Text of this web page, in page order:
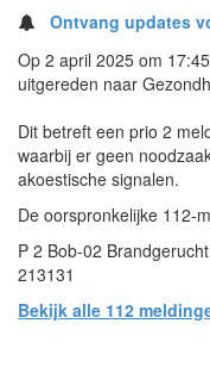
Ontvang updates
Op 2 april 2025 om
uitgereden naar
Dit betreft een prio 2
waarbij er geen
akoestische signalen.
De oorspronkelijke 112-
P 2 Bob-02
213131
Bekijk alle 112